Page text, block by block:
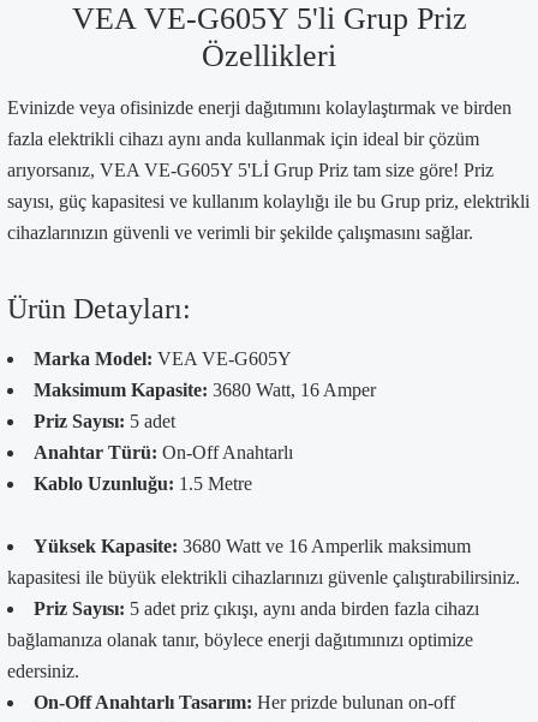
VEA VE-G605Y 5'li Grup Priz
Özellikleri
Evinizde veya ofisinizde enerji dağıtımını kolaylaştırmak ve birden
fazla elektrikli cihazı aynı anda kullanmak için ideal bir çözüm
arıyorsanız, VEA VE-G605Y 5'Lİ Grup Priz tam size göre! Priz
sayısı, güç kapasitesi ve kullanım kolaylığı ile bu Grup priz, elektrikli
cihazlarınızın güvenli ve verimli bir şekilde çalışmasını sağlar.
Ürün Detayları:
Marka Model: VEA VE-G605Y
Maksimum Kapasite: 3680 Watt, 16 Amper
Priz Sayısı: 5 adet
Anahtar Türü: On-Off Anahtarlı
Kablo Uzunluğu: 1.5 Metre
Yüksek Kapasite: 3680 Watt ve 16 Amperlik maksimum
kapasitesi ile büyük elektrikli cihazlarınızı güvenle çalıştırabilirsiniz.
Priz Sayısı: 5 adet priz çıkışı, aynı anda birden fazla cihazı
bağlamanıza olanak tanır, böylece enerji dağıtımınızı optimize
edersiniz.
On-Off Anahtarlı Tasarım: Her prizde bulunan on-off